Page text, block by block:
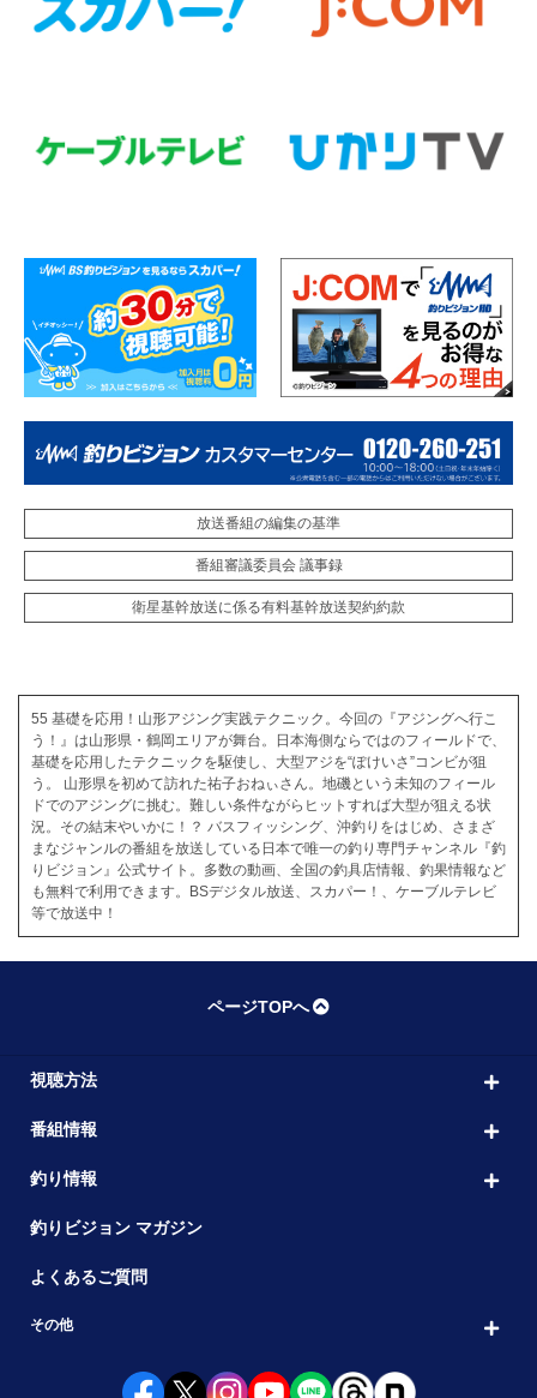
放送番組の編集の基準
番組審議委員会 議事録
衛星基幹放送に係る有料基幹放送契約約款
55 基礎を応用！山形アジング実践テクニック。今回の『アジングへ行こ
う！』は山形県・鶴岡エリアが舞台。日本海側ならではのフィールドで、
基礎を応用したテクニックを駆使し、大型アジを“ぽけいさ”コンビが狙
う。 山形県を初めて訪れた祐子おねぃさん。地磯という未知のフィール
ドでのアジングに挑む。難しい条件ながらヒットすれば大型が狙える状
況。その結末やいかに！？ バスフィッシング、沖釣りをはじめ、さまざ
まなジャンルの番組を放送している日本で唯一の釣り専門チャンネル『釣
りビジョン』公式サイト。多数の動画、全国の釣具店情報、釣果情報など
も無料で利用できます。BSデジタル放送、スカパー！、ケーブルテレビ
等で放送中！
ページTOPへ
視聴方法
番組情報
釣り情報
釣りビジョン マガジン
よくあるご質問
その他